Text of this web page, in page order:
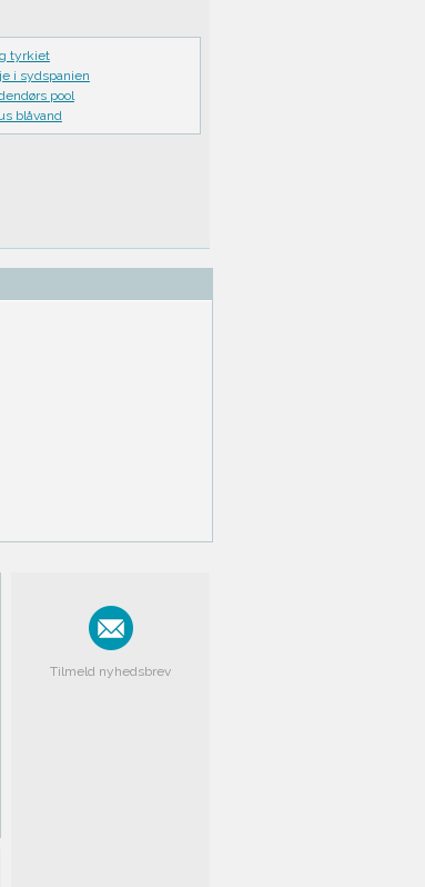
tyrkiet
i sydspanien
pool
blåvand
Tilmeld nyhedsbrev